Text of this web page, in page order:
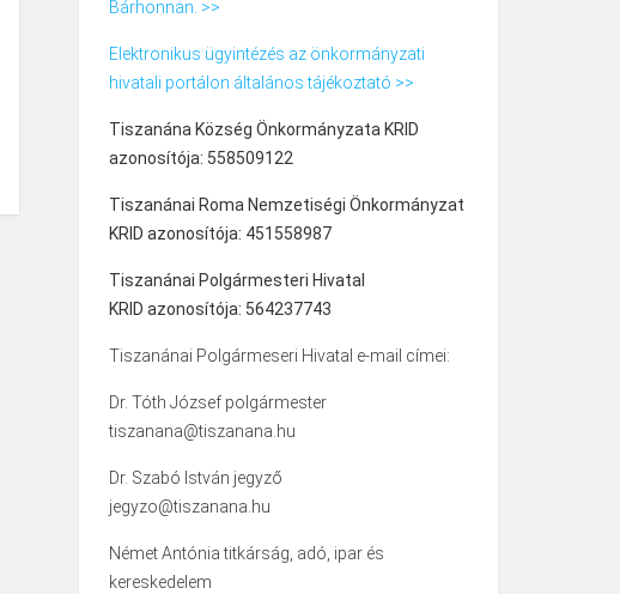
Bárhonnan. >>
Elektronikus ügyintézés az önkormányzati
hivatali portálon általános tájékoztató >>
Tiszanána Község Önkormányzata KRID
azonosítója: 558509122
Tiszanánai Roma Nemzetiségi Önkormányzat
KRID azonosítója: 451558987
Tiszanánai Polgármesteri Hivatal
KRID azonosítója: 564237743
Tiszanánai Polgármeseri Hivatal e-mail címei:
Dr. Tóth József polgármester
tiszanana@tiszanana.hu
Dr. Szabó István jegyző
jegyzo@tiszanana.hu
Német Antónia titkárság, adó, ipar és
kereskedelem